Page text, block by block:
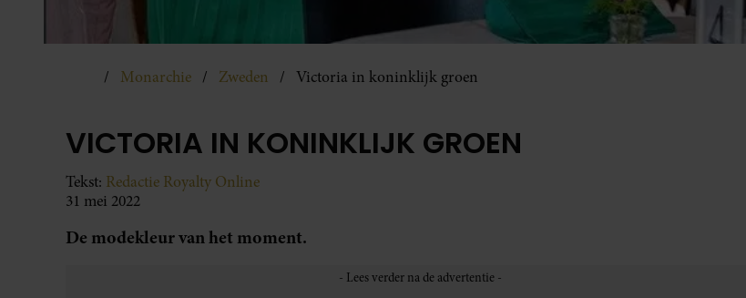
Monarchie Zweden Victoria in koninklijk groen
VICTORIA IN KONINKLIJK GROEN
Tekst: Redactie Royalty Online
31 mei 2022
De modekleur van het moment.